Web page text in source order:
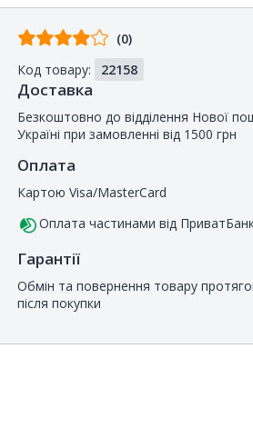
Відгуків
покупців
(0)
Код товару:
22158
Доставка
Безкоштовно до відділення Нової
Україні при замовленні від 1500 грн
Оплата
Картою Visa/MasterCard
Оплата частинами від
Гарантії
Обмін та повернення товару
після покупки